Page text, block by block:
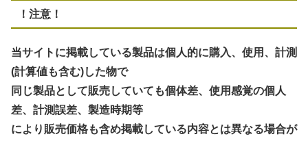
！注意！
当サイトに掲載している製品は個人的に購入、使用、計測
(計算値も含む)した物で
同じ製品として販売していても個体差、使用感覚の個人
差、計測誤差、製造時期等
により販売価格も含め掲載している内容とは異なる場合が